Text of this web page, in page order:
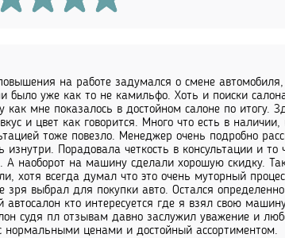
на работе задумался о смене
было уже как то не камильфо. Хоть и поиски
как мне показалось в достойном салоне по итогу.
и цвет как говорится. Много что есть в
тоже повезло. Менеджер очень подробно
изнутри. Порадовала четкость в консультации и
А наоборот на машину сделали хорошую скидку.
хотя всегда думал что это очень муторный
зря выбрал для покупки авто. Остался
автосалон кто интересуется где я взял свою
судя пл отзывам давно заслужил уважение и
нормальными ценами и достойный ассортиментом.